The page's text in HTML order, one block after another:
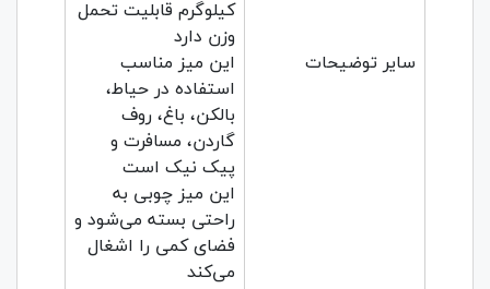
سایر توضیحات
کیلوگرم قابلیت تحمل
وزن دارد
این میز مناسب
استفاده در حیاط،
بالکن، باغ، روف
گاردن، مسافرت و
پیک نیک است
این میز چوبی به
راحتی بسته می‌شود و
فضای کمی را اشغال
می‌کند